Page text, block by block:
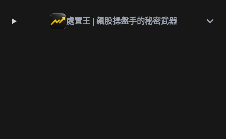
處置王 | 飆股操盤手的秘密武器